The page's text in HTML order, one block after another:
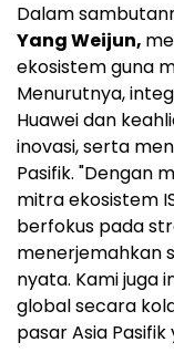
Dalam
Yang Weijun,
ekosistem guna
Menurutnya,
Huawei dan
inovasi, serta
Pasifik. "Dengan
mitra ekosistem
berfokus pada
menerjemahkan
nyata. Kami juga
global secara
pasar Asia